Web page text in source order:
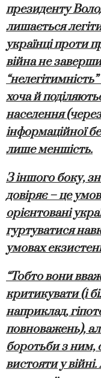
президенту
лишається
українці проти
війна не
хоча й
населення
інформаційної
лише меншість.
З іншого боку,
довіряє – це
орієнтовані
гуртуватися
умовах
“Тобто вони
критикувати (і
наприклад,
повноважень),
боротьби з ним,
вистояти у